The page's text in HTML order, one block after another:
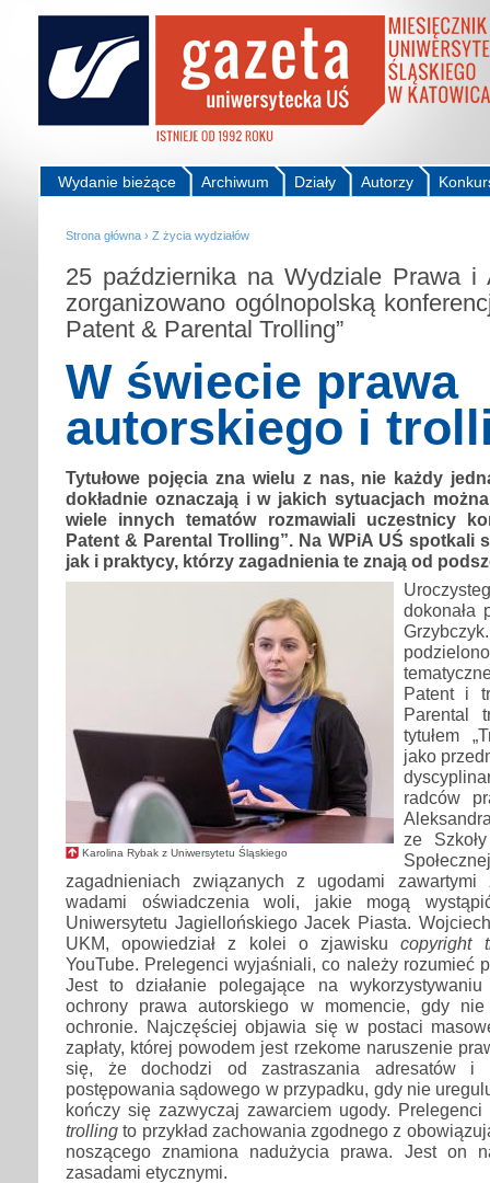
Autorzy
Działy
Archiwum
Wydanie bieżące
Strona główna › Z życia wydziałów
25 października na Wydziale Prawa i
zorganizowano ogólnopolską
Patent & Parental Trolling”
W świecie prawa
autorskiego i
Tytułowe pojęcia zna wielu z nas, nie każdy
dokładnie oznaczają i w jakich sytuacjach
wiele innych tematów rozmawiali uczestnicy
Patent & Parental Trolling”. Na WPiA UŚ spotkali
jak i praktycy, którzy zagadnienia te znają od
Karolina Rybak z Uniwersytetu Śląskiego
dokonała
Patent i
Parental
tytułem
jako
radców
ze
zagadnieniach związanych z ugodami
wadami oświadczenia woli, jakie mogą
Uniwersytetu Jagiellońskiego Jacek Piasta.
UKM, opowiedział z kolei o zjawiskucopyright
YouTube. Prelegenci wyjaśniali, co należy rozumieć
Jest to działanie polegające na wykorzystywaniu
ochrony prawa autorskiego w momencie, gdy
ochronie. Najczęściej objawia się w postaci
zapłaty, której powodem jest rzekome naruszenie
się, że dochodzi od zastraszania adresatów i
postępowania sądowego w przypadku, gdy nie
kończy się zazwyczaj zawarciem ugody.
trolling to przykład zachowania zgodnego z
noszącego znamiona nadużycia prawa. Jest on
zasadami etycznymi.